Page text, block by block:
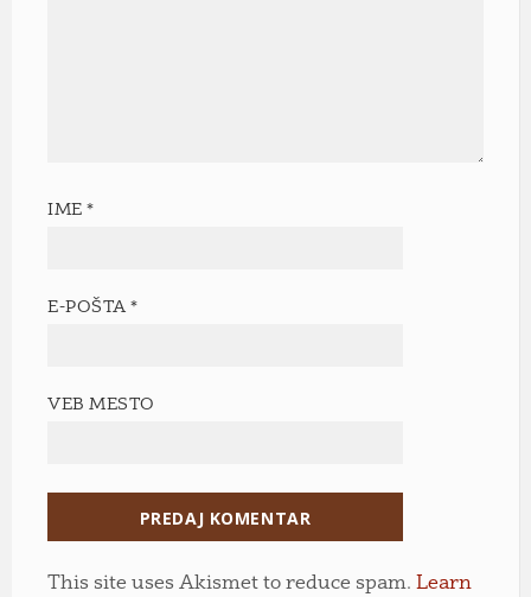
IME*
E-POŠTA*
VEB MESTO
This site uses Akismet to reduce spam. Learn